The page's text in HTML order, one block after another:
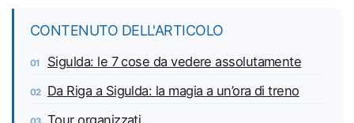
CONTENUTO DELL'ARTICOLO
Sigulda: le 7 cose da vedere assolutamente
Da Riga a Sigulda: la magia a un’ora di treno
Tour organizzati